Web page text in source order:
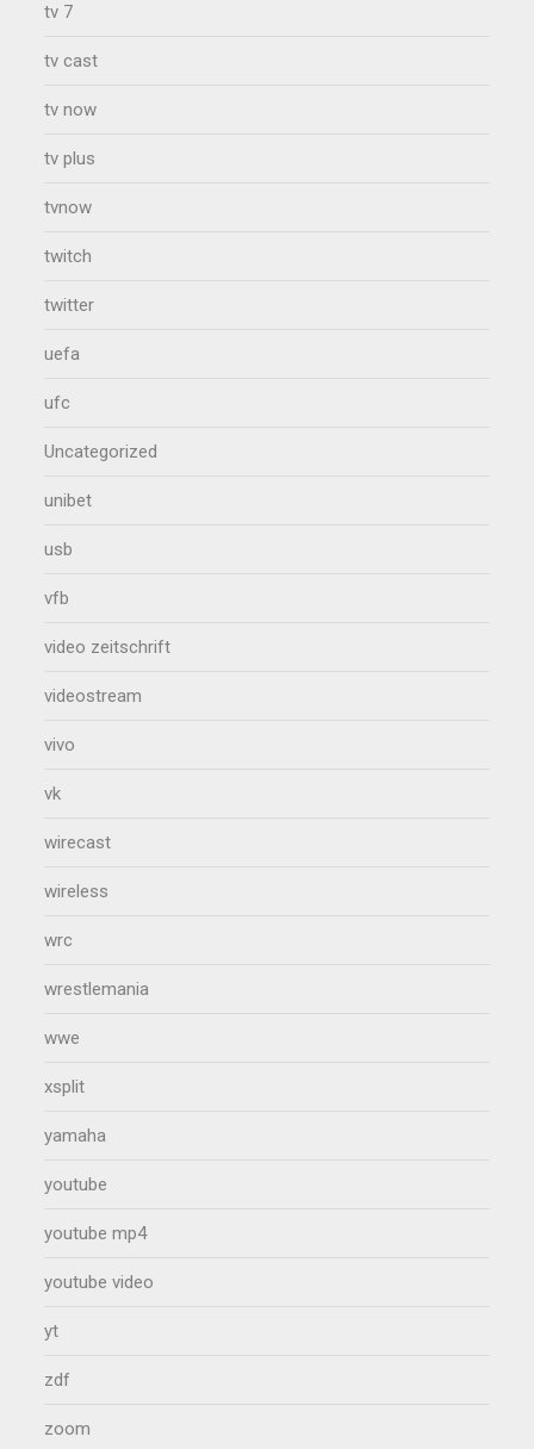
tv 7
tv cast
tv now
tv plus
tvnow
twitch
twitter
uefa
ufc
Uncategorized
unibet
usb
vfb
video zeitschrift
videostream
vivo
vk
wirecast
wireless
wrc
wrestlemania
wwe
xsplit
yamaha
youtube
youtube mp4
youtube video
yt
zdf
zoom